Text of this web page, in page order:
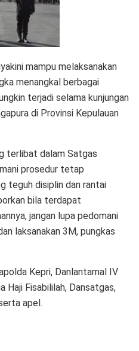
mampu melaksanakan
menangkal berbagai
terjadi selama kunjungan
di Provinsi Kepulauan
terlibat dalam Satgas
prosedur tetap
teguh disiplin dan rantai
bila terdapat
jangan lupa pedomani
laksanakan 3M, pungkas
Kepri, Danlantamal IV
Haji Fisabililah, Dansatgas,
apel.